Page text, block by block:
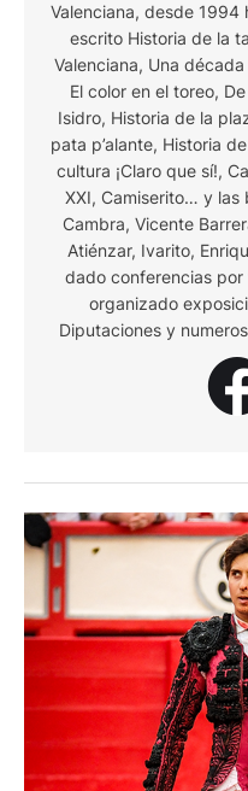
Valenciana, desde 1994
escrito Historia de la
Valenciana, Una
El color en el toreo,
Isidro, Historia de la
pata p’alante, Historia
cultura ¡Claro que sí!,
XXI, Camiserito… y las
Cambra, Vicente
Atiénzar, Ivarito,
dado conferencias
organizado
Diputaciones y